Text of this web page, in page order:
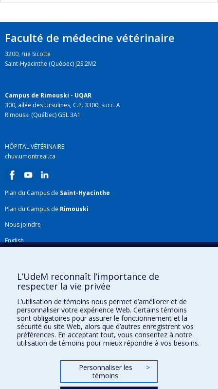
Faculté de médecine vétérinaire
3200, rue Sicotte
Saint-Hyacinthe (Québec) J2S 2M2
Campus de Rimouski - UQAR
300, allée des Ursulines, C.P. 3300, succ. A
Rimouski (Québec) G5L 3A1
HÔPITAL VÉTÉRINAIRE
chuv.umontreal.ca
Plan du Campus de Saint-Hyacinthe
Plan du Campus de Rimouski
Nous joindre
English
Plan du site
Accessibilité
Gabarits et image de marque
Agenda FMV & calendrier académique
La Faculté de médecine vétérinaire de l'Université de Montréal détient
l'agrément complet de l'AVMAet est membre de l'AAVMC.
L’UdeM reconnaît l’importance de
respecter la vie privée
L’utilisation de témoins nous permet d’améliorer et de
personnaliser votre expérience Web. Certains témoins
sont obligatoires pour assurer le fonctionnement et la
sécurité du site Web, alors que d’autres enregistrent vos
préférences. En acceptant tout, vous consentez à notre
utilisation de témoins pour mieux répondre à vos besoins.
Personnaliser les
témoins
>